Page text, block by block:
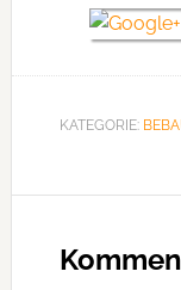
KATEGORIE: